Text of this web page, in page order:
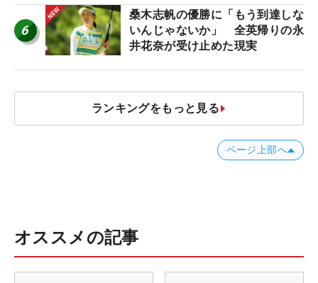
6
桑木志帆の優勝に「もう到達しな
いんじゃないか」 全英帰りの永
井花奈が受け止めた現実
ランキングをもっと見る
ページ上部へ
オススメの記事